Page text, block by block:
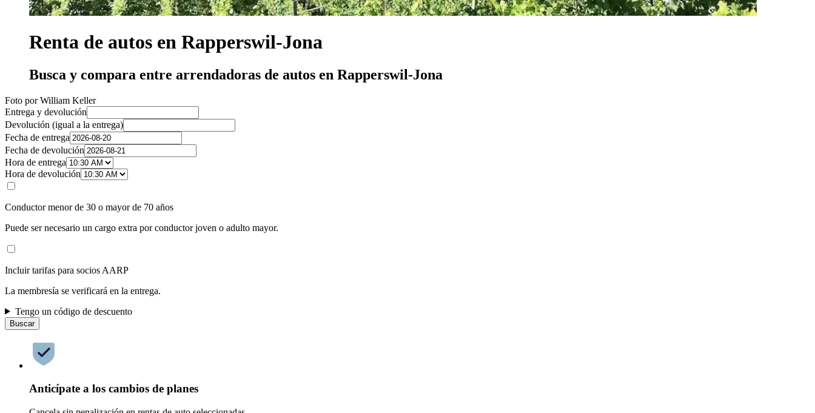
Renta de autos en Rapperswil-Jona
Busca y compara entre arrendadoras de autos en Rapperswil-Jona
Foto por William Keller
Entrega y devolución
Devolución (igual a la entrega)
Fecha de entrega
Fecha de devolución
Hora de entrega
Hora de devolución
Conductor menor de 30 o mayor de 70 años
Puede ser necesario un cargo extra por conductor joven o adulto mayor.
Incluir tarifas para socios AARP
La membresía se verificará en la entrega.
Tengo un código de descuento
Buscar
Anticípate a los cambios de planes